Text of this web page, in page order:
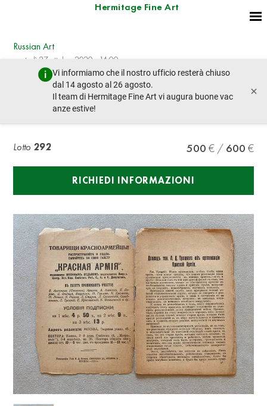
Hermitage Fine Art
Vi informiamo che il nostro ufficio resterà chiuso
dal 14 agosto al 26 agosto.
Il team di Hermitage Fine Art vi augura buone vac
anze estive!
×
Russian Art
martedì 27 ottobre 2020 - 14:00
lotto precedente lotto prossimo
TROTSKY L.D. (1879-1940)
Lotto 292 500 600
RICHIEDI INFORMAZIONI